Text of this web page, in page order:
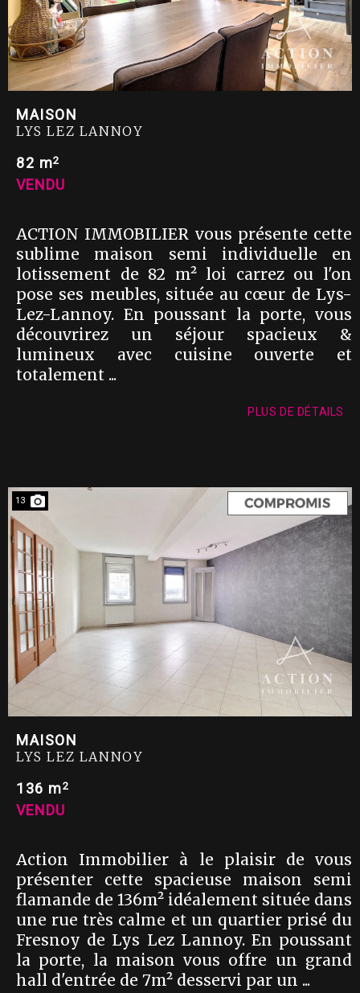
MAISON
LYS LEZ LANNOY
82 m2
VENDU
ACTION IMMOBILIER vous présente cette
sublime maison semi individuelle en
lotissement de 82 m² loi carrez ou l'on
pose ses meubles, située au cœur de Lys-
Lez-Lannoy. En poussant la porte, vous
découvrirez un séjour spacieux &
lumineux avec cuisine ouverte et
totalement ...
PLUS DE DÉTAILS
13
MAISON
LYS LEZ LANNOY
136 m2
VENDU
Action Immobilier à le plaisir de vous
présenter cette spacieuse maison semi
flamande de 136m² idéalement située dans
une rue très calme et un quartier prisé du
Fresnoy de Lys Lez Lannoy. En poussant
la porte, la maison vous offre un grand
hall d'entrée de 7m² desservi par un ...